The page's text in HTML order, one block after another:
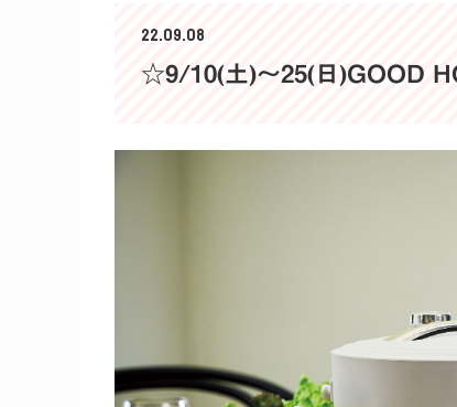
22.09.08
☆9/10(土)〜25(日)GOOD